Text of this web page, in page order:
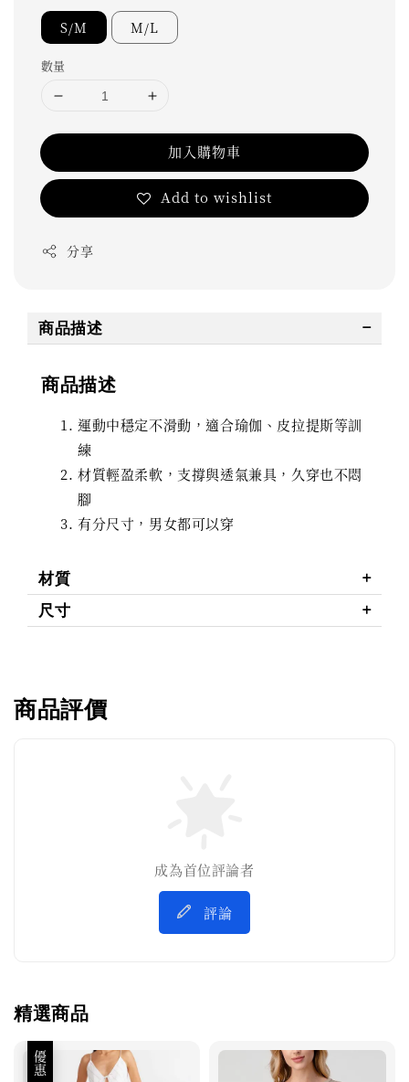
S/M M/L
數量
加入購物車
Add to wishlist
分享
商品描述
商品描述
運動中穩定不滑動，適合瑜伽、皮拉提斯等訓
練
材質輕盈柔軟，支撐與透氣兼具，久穿也不悶
腳
有分尺寸，男女都可以穿
材質
尺寸
商品評價
成為首位評論者
評論
精選商品
優惠